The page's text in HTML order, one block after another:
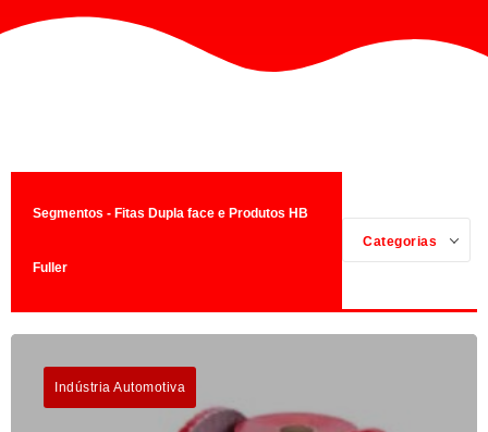
Segmentos - Fitas Dupla face e Produtos HB
Fuller
Categorias
Indústria Automotiva